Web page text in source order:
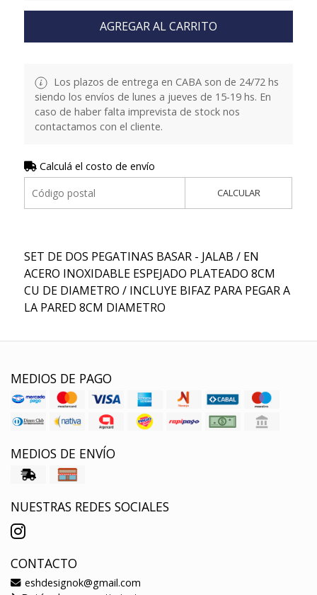
AGREGAR AL CARRITO
Los plazos de entrega en CABA son de 24/72 hs
siendo los envíos de lunes a jueves de 15-19 hs. En
caso de haber falta imprevista de stock nos
contactamos con el cliente.
Calculá el costo de envío
CALCULAR
SET DE DOS PEGATINAS BASAR - JALAB / EN
ACERO INOXIDABLE ESPEJADO PLATEADO 8CM
CU DE DIAMETRO / INCLUYE BIFAZ PARA PEGAR A
LA PARED 8CM DIAMETRO
MEDIOS DE PAGO
MEDIOS DE ENVÍO
NUESTRAS REDES SOCIALES
CONTACTO
eshdesignok@gmail.com